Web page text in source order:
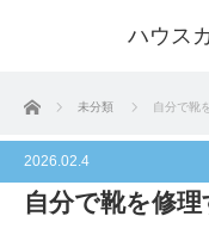
ハウス
ホーム 未分類 自分で靴
2026.02.4
自分で靴を修理